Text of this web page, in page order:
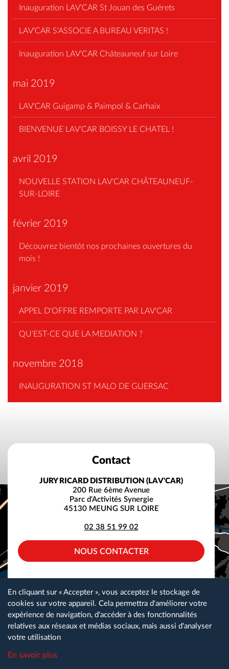
Inauguration LAV'CAR St Jouan des Guérets
LAV'CAR S'ASSOCIE A BUREAU VERITAS !
Inauguration LAV'CAR Châteauneuf sur Loire
mai 2019
LAV'CAR Guigamp & Paimpol & Carhaix
BIENVENUE LAV'CAR BOISSY LE CHATEL !
avril 2019
NOUVELLE STATION LAV'CAR CHÂTEAUNEUF-
SUR-LOIRE
février 2019
Découvrez bientôt nos prochaines ouvertures du
mois !
janvier 2019
APPEL D'OFFRE REMPORTE PAR LAV'CAR
QU'EST-CE QUE LA MEDIATION ?
novembre 2018
INAUGURATION ST MALO DE GUERSAC
Contact
JURY RICARD DISTRIBUTION (LAV'CAR)
200 Rue 6ème Avenue
Parc d'Activités Synergie
45130 MEUNG SUR LOIRE
02 38 51 99 02
NOUS CONTACTER
Plan du site Gestion des cookies
Nos partenaires
Espace téléchargement
En cliquant sur « Accepter », vous acceptez le stockage de
cookies sur votre appareil. Cela permettra d'améliorer votre
expérience de navigation, d'accéder à des fonctionnalités
relatives aux réseaux et médias sociaux, mais aussi d'analyser
votre utilisation
En savoir plus